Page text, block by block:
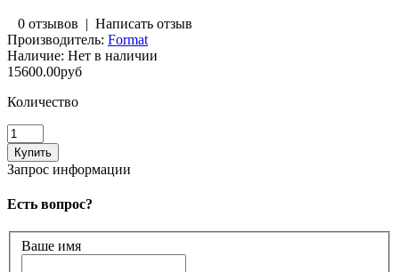
0 отзывов | Написать отзыв
Производитель: Format
Наличие: Нет в наличии
15600.00руб
Количество
Запрос информации
Есть вопрос?
Ваше имя